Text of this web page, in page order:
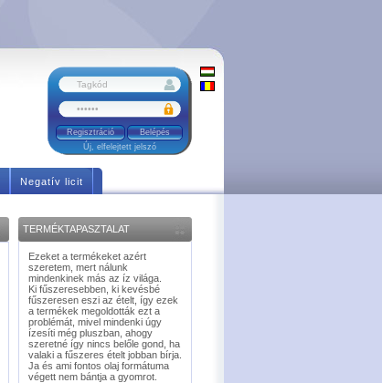
Regisztráció
Új, elfelejtett jelszó
Negatív licit
TERMÉKTAPASZTALAT
Ezeket a termékeket azért
szeretem, mert nálunk
mindenkinek más az íz világa.
Ki fűszeresebben, ki kevésbé
fűszeresen eszi az ételt, így ezek
a termékek megoldották ezt a
problémát, mivel mindenki úgy
ízesíti még pluszban, ahogy
szeretné így nincs belőle gond, ha
valaki a fűszeres ételt jobban bírja.
Ja és ami fontos olaj formátuma
végett nem bántja a gyomrot.